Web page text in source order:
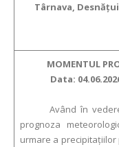
Târnava,
MOMENTUL
Data:
Având în vedere
prognoza
urmare a precipitațiilor